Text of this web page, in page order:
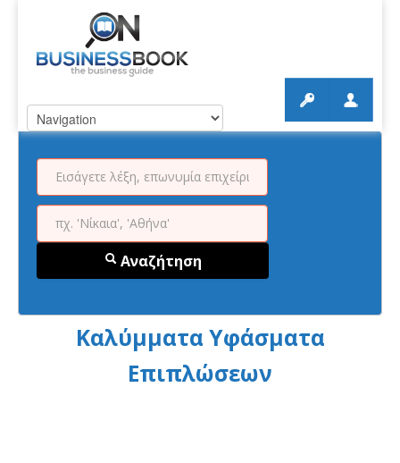
Αναζήτηση
Καλύμματα Υφάσματα
Επιπλώσεων